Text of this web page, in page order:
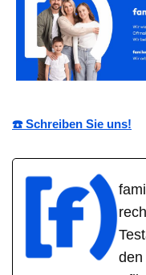
☎️ Schreiben Sie uns!
den